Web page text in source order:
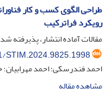
طراحی الگوی کسب و کار
رویکرد فراترکیب
مقالات آماده انتشار، پذیرفته
STIM.2024.9825.1998
احمد فندرسکی؛ احمد
مشاهده مقاله